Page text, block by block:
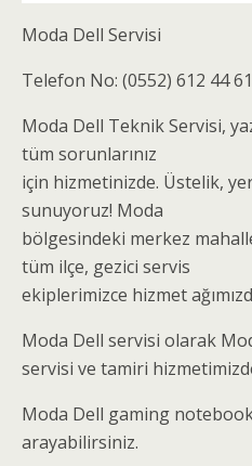
Moda Dell Servisi
Telefon No: (0552) 612 44 61
Moda Dell Teknik Servisi,
tüm sorunlarınız
için hizmetinizde. Üstelik,
sunuyoruz! Moda
bölgesindeki merkez
tüm ilçe, gezici servis
ekiplerimizce hizmet
Moda Dell servisi olarak
servisi ve tamiri
Moda Dell gaming
arayabilirsiniz.